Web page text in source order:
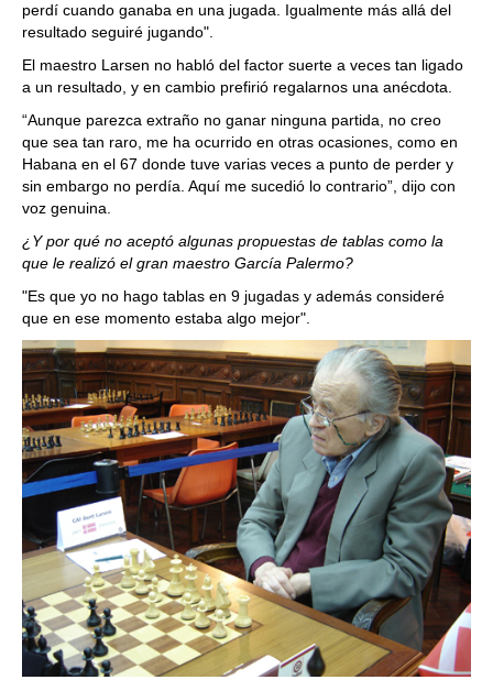
perdí cuando ganaba en una jugada. Igualmente más allá del
resultado seguiré jugando".
El maestro Larsen no habló del factor suerte a veces tan ligado
a un resultado, y en cambio prefirió regalarnos una anécdota.
“Aunque parezca extraño no ganar ninguna partida, no creo
que sea tan raro, me ha ocurrido en otras ocasiones, como en
Habana en el 67 donde tuve varias veces a punto de perder y
sin embargo no perdía. Aquí me sucedió lo contrario”, dijo con
voz genuina.
¿Y por qué no aceptó algunas propuestas de tablas como la
que le realizó el gran maestro García Palermo?
"Es que yo no hago tablas en 9 jugadas y además consideré
que en ese momento estaba algo mejor".